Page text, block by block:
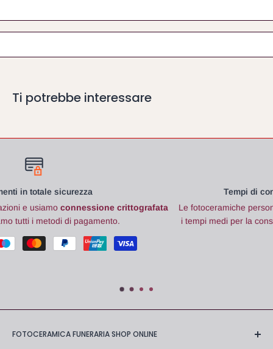
Ti potrebbe interessare
Tempi di consegna per garantire la qualità
Le fotoceramiche personalizzate, vengono realizzate su
i tempi medi per la consegna sono di20 giorni dal
FOTOCERAMICA FUNERARIA SHOP ONLINE